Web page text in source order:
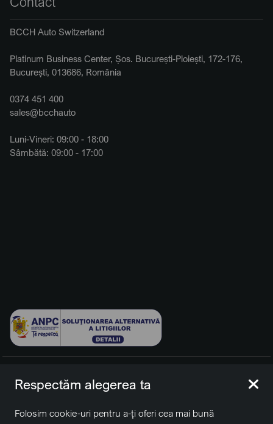
BCCH Auto Switzerland
Platinum Business Center, Șos. București-Ploiești, 172-176,
București, 013686, România
0374 451 400
sales@bcchauto
Luni-Vineri: 09:00 - 18:00
Sâmbătă: 09:00 - 17:00
rezervate.
Respectăm alegerea ta
Folosim cookie-uri pentru a-ți oferi cea mai bună